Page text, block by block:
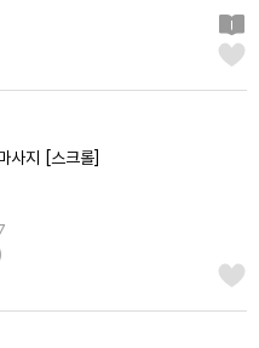
사지 [스크롤]
)